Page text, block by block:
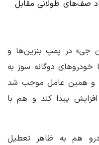
صف‌های طولانی مقابل
جی» در پمپ بنزین‌ها و
دوگانه سوز به
و همین عامل موجب شد
پیدا کند و هم با
هم به ظاهر تعطیل